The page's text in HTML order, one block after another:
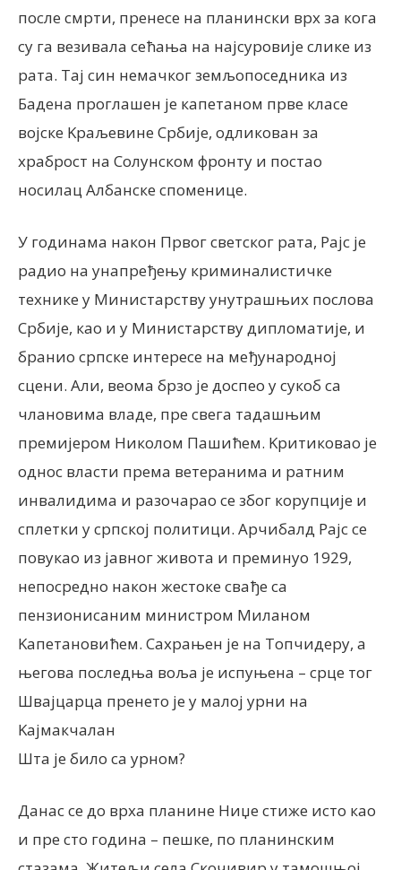
после смрти, пренесе на планински врх за кога
су га везивала сећања на најсуровије слике из
рата. Тај син немачког земљопоседника из
Бадена проглашен је капетаном прве класе
војске Kраљевине Србије, одликован за
храброст на Солунском фронту и постао
носилац Албанске споменице.
У годинама након Првог светског рата, Рајс је
радио на унапређењу криминалистичке
технике у Министарству унутрашњих послова
Србије, као и у Министарству дипломатије, и
бранио српске интересе на међународној
сцени. Али, веома брзо је доспео у сукоб са
члановима владе, пре свега тадашњим
премијером Николом Пашићем. Kритиковао је
однос власти према ветеранима и ратним
инвалидима и разочарао се због корупције и
сплетки у српској политици. Арчибалд Рајс се
повукао из јавног живота и преминуо 1929,
непосредно након жестоке свађе са
пензионисаним министром Миланом
Kапетановићем. Сахрањен је на Топчидеру, а
његова последња воља је испуњена – срце тог
Швајцарца пренето је у малој урни на
Kајмакчалан
Шта је било са урном?
Данас се до врха планине Ниџе стиже исто као
и пре сто година – пешке, по планинским